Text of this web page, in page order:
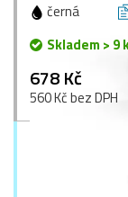
černá
Skladem > 9
678 Kč
560 Kč bez DPH